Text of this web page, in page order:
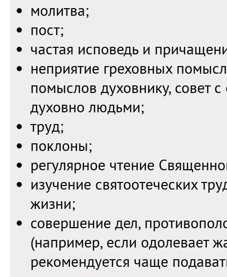
молитва;
пост;
частая исповедь и
неприятие греховных
помыслов духовнику, совет
духовно людьми;
труд;
поклоны;
регулярное чтение
изучение святоотеческих
жизни;
совершение дел,
(например, если одолевает
рекомендуется чаще